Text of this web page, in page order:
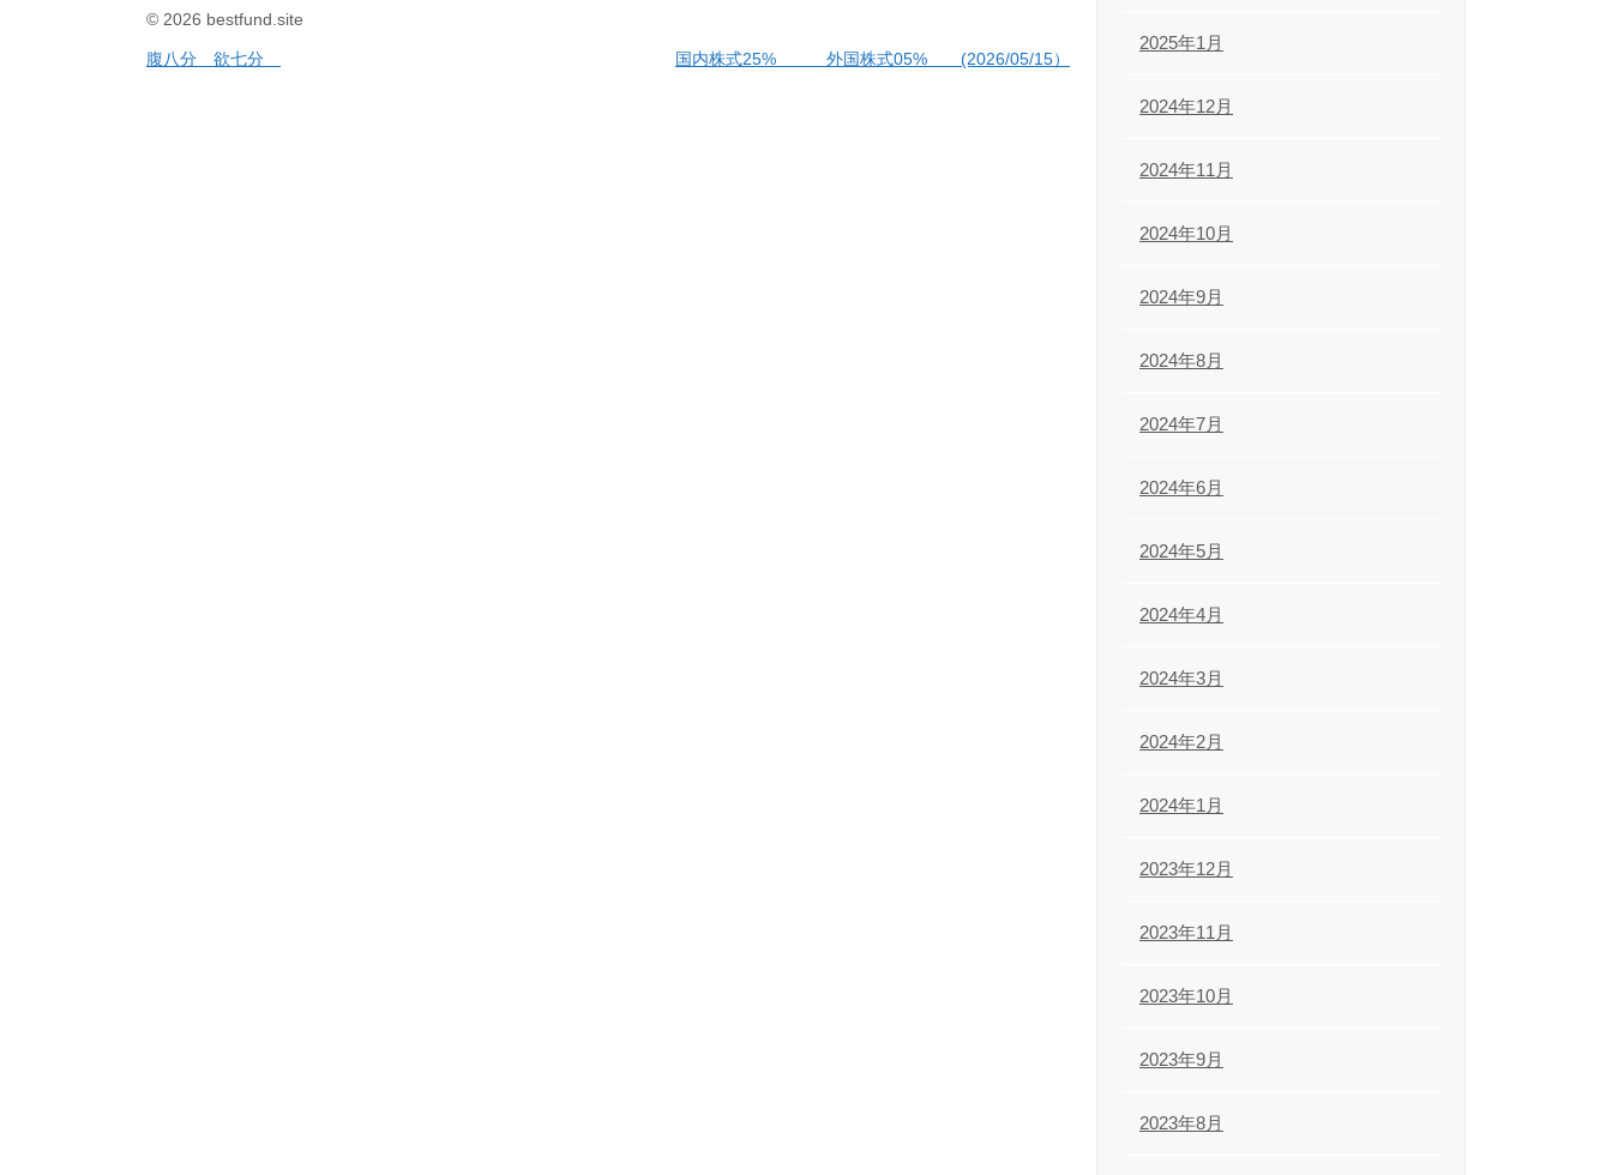
© 2026 bestfund.site
投
腹八分 欲七分 国内株式25% 外国株式05% (2026/05/15）
2025年1月
2024年12月
2024年11月
2024年10月
2024年9月
2024年8月
2024年7月
2024年6月
2024年5月
2024年4月
2024年3月
2024年2月
2024年1月
2023年12月
2023年11月
2023年10月
2023年9月
2023年8月